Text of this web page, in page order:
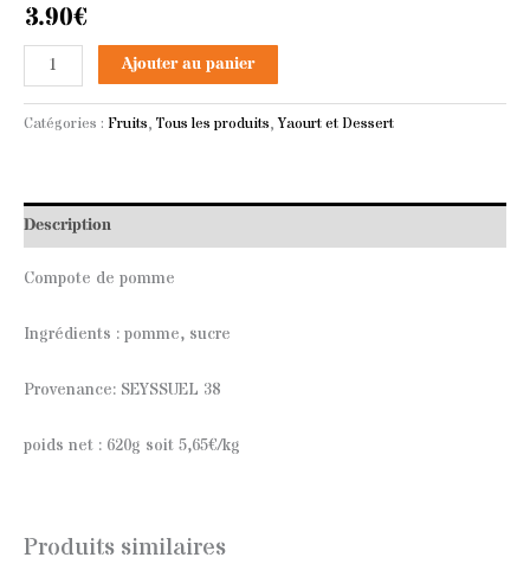
3.90€
Ajouter au panier
Catégories : Fruits, Tous les produits,Yaourt et Dessert
Description
Compote de pomme
Ingrédients : pomme, sucre
Provenance: SEYSSUEL 38
poids net : 620g soit 5,65€/kg
Produits similaires